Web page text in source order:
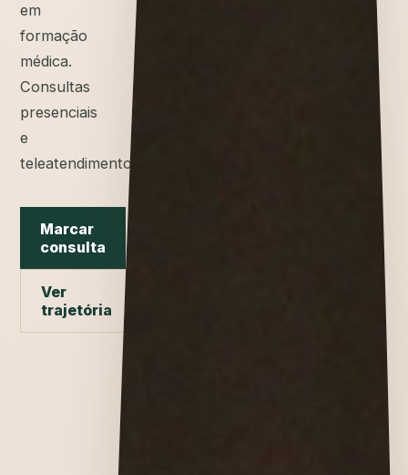
em
formação
médica.
Consultas
presenciais
e
teleatendimento.
Marcar
consulta
Ver
trajetória